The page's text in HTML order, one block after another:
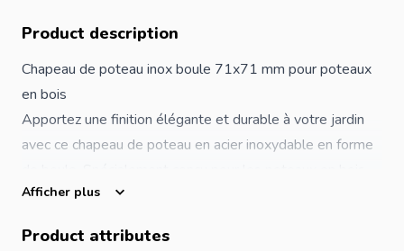
Product description
Chapeau de poteau inox boule 71x71 mm pour poteaux
en bois
Apportez une finition élégante et durable à votre jardin
avec ce chapeau de poteau en acier inoxydable en forme
de 7x7 cm, ce chapeau de poteau allie esthétique
Idéal pour lesclôtures, panneaux de jardin et pergolas.
Afficher plus
Product attributes